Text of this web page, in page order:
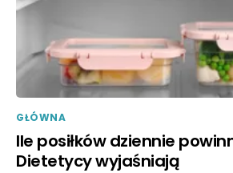
GŁÓWNA
Ile posiłków dziennie
Dietetycy wyjaśniają